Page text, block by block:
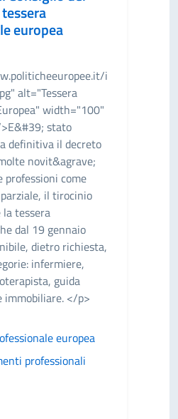
europea
i
alt="Tessera
width="100"
stato
definitiva il decreto
novit&agrave;
professioni come
il tirocinio
la tessera
dal 19 gennaio
dietro richiesta,
infermiere,
guida
immobiliare. </p>
europea
professionali